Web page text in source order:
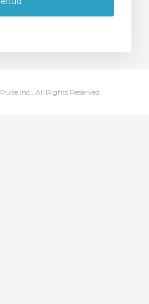
Inc.. All Rights Reserved.